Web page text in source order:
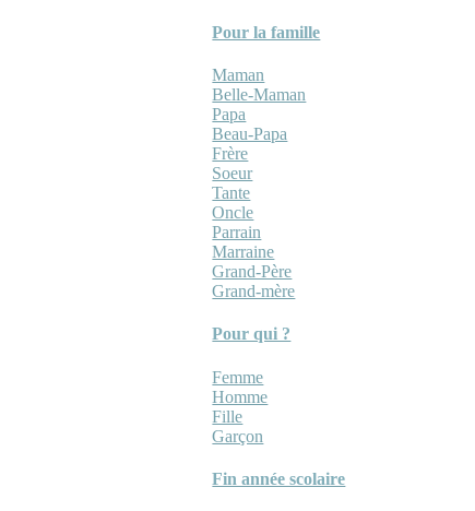
Pour la famille
Maman
Belle-Maman
Papa
Beau-Papa
Frère
Soeur
Tante
Oncle
Parrain
Marraine
Grand-Père
Grand-mère
Pour qui ?
Femme
Homme
Fille
Garçon
Fin année scolaire